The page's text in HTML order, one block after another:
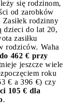
się rodzinom,
od zarobków
rodzinny
dzieci do lat 20,
zasiłku
rodziców. Waha
do 462 € przy
jeszcze wiele
roku
€ a 396 €) czy
105 € dla
.